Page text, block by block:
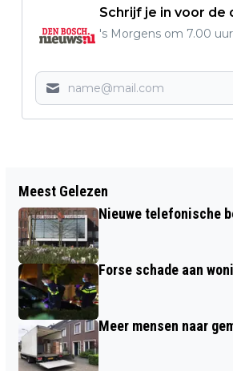
Schrijf je in voor
's Morgens om 7.00
GOEDE VRIJDAG 3 APRIL
PASSIECONCERT VIA
KERK
Meest Gelezen
Nieuwe telefonische
Forse schade aan
Meer mensen naar